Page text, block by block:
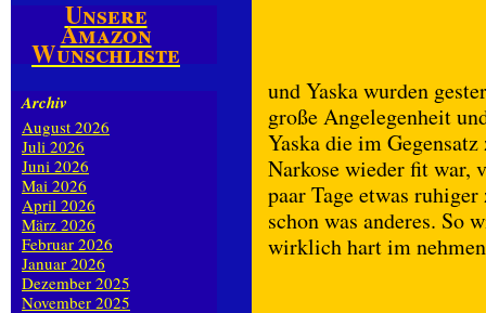
und Yaska wurden
große Angelegenheit
Yaska die im
Narkose wieder fit war,
paar Tage etwas
schon was anderes. So
wirklich hart im
Unsere
Amazon
Wunschliste
Archiv
August 2026
Juli 2026
Juni 2026
Mai 2026
April 2026
März 2026
Februar 2026
Januar 2026
Dezember 2025
November 2025